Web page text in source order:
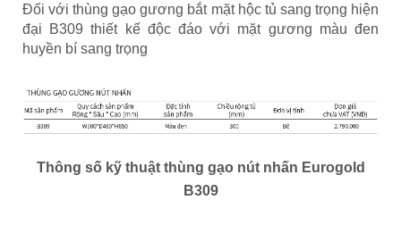
Đối với thùng gạo gương bắt mặt hộc tủ sang trọng hiện
đại B309 thiết kế độc đáo với mặt gương màu đen
huyền bí sang trọng
Thông số kỹ thuật thùng gạo nút nhấn Eurogold
B309